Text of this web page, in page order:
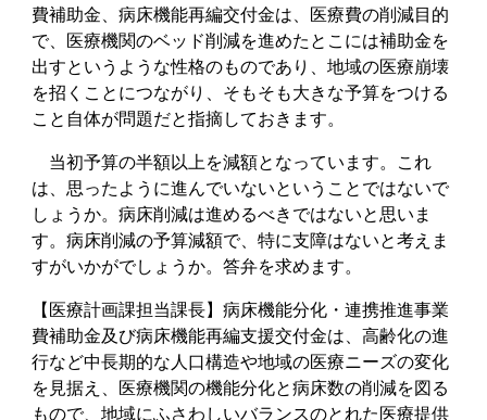
費補助金、病床機能再編交付金は、医療費の削減目的
で、医療機関のベッド削減を進めたとこには補助金を
出すというような性格のものであり、地域の医療崩壊
を招くことにつながり、そもそも大きな予算をつける
こと自体が問題だと指摘しておきます。
当初予算の半額以上を減額となっています。これ
は、思ったように進んでいないということではないで
しょうか。病床削減は進めるべきではないと思いま
す。病床削減の予算減額で、特に支障はないと考えま
すがいかがでしょうか。答弁を求めます。
【医療計画課担当課長】病床機能分化・連携推進事業
費補助金及び病床機能再編支援交付金は、高齢化の進
行など中長期的な人口構造や地域の医療ニーズの変化
を見据え、医療機関の機能分化と病床数の削減を図る
もので、地域にふさわしいバランスのとれた医療提供